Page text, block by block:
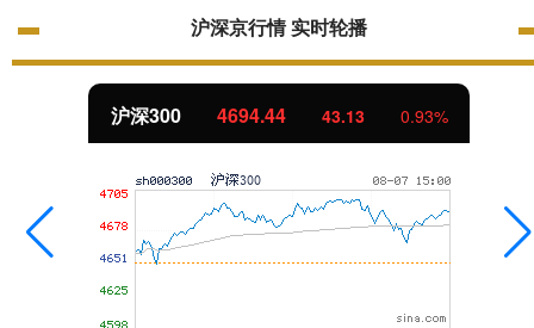
沪深京行情 实时轮播
沪深300 4694.44 43.13 0.93%